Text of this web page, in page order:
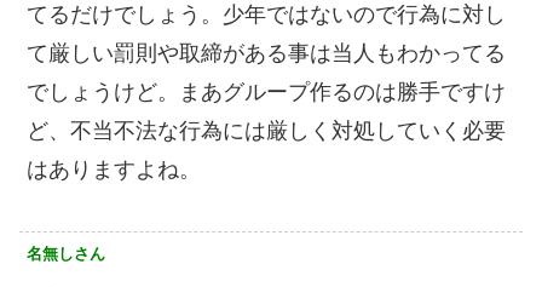
てるだけでしょう。少年ではないので行為に対し
て厳しい罰則や取締がある事は当人もわかってる
でしょうけど。まあグループ作るのは勝手ですけ
ど、不当不法な行為には厳しく対処していく必要
はありますよね。
名無しさん